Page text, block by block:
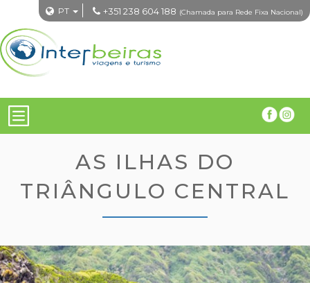
PT +351 238 604 188 (Chamada para Rede Fixa Nacional)
AS ILHAS DO
TRIÂNGULO CENTRAL